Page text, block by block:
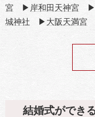
宮▶ 岸和田天神宮▶
城神社 ▶ 大阪天満宮
結婚式ができ